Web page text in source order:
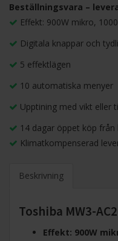
Beställningsvara –
Effekt: 900W mikro,
Digitala knappar och
5 effektlägen
10 automatiska menyer
Upptining med vikt eller
14 dagar öppet köp från
Klimatkompenserad
Beskrivning
Toshiba MW3-
Effekt: 900W